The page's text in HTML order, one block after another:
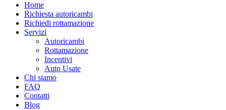
Home
Richiesta autoricambi
Richiedi rottamazione
Servizi
Autoricambi
Rottamazione
Incentivi
Auto Usate
Chi siamo
FAQ
Contatti
Blog